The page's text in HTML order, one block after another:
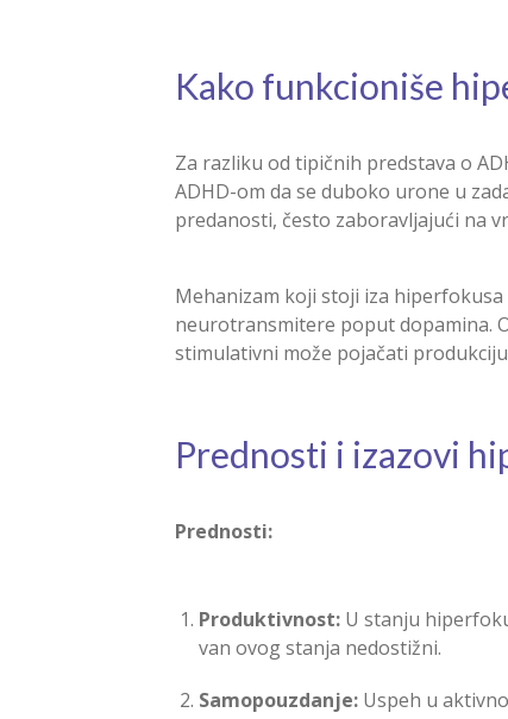
Kako funkcioniše
Za razliku od tipičnih predstava o
ADHD-om da se duboko urone u
predanosti, često zaboravljajući na
Mehanizam koji stoji iza
neurotransmitere poput dopamina.
stimulativni može pojačati
Prednosti i izazovi
Prednosti:
Produktivnost: U stanju
van ovog stanja nedostižni.
Samopouzdanje: Uspeh u